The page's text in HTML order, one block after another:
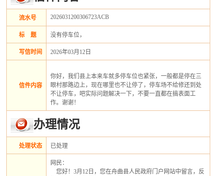
流水号 2026031200306723ACB
标 题 没有停车位，
写信时间 2026年03月12日
信件内容
你好，我们县上本来车就多停车位也紧张，一般都是停在三
眼村那路边上，现在哪里也不让停了，停车场不给修还到处
不让停车，吧实际问题解决一下，不要一直都在搞表面工
作。谢谢！
办理情况
处理状态 已处理
网民：
    您好！3月12日，您在舟曲县人民政府门户网站中留言，反